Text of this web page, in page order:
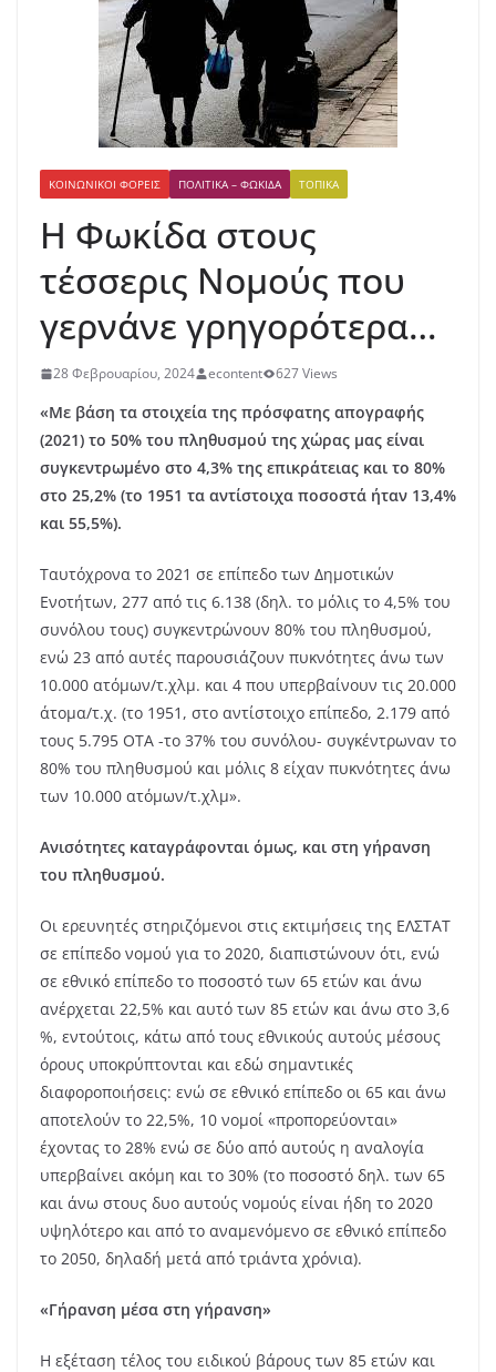
ΚΟΙΝΩΝΙΚΟΊ ΦΟΡΕΊΣ ΠΟΛΙΤΙΚΆ – ΦΩΚΊΔΑ ΤΟΠΙΚΆ
Η Φωκίδα στους
τέσσερις Νομούς που
γερνάνε γρηγορότερα…
28 Φεβρουαρίου, 2024 econtent 627 Views
«Με βάση τα στοιχεία της πρόσφατης απογραφής
(2021) το 50% του πληθυσμού της χώρας μας είναι
συγκεντρωμένο στο 4,3% της επικράτειας και το 80%
στο 25,2% (τo 1951 τα αντίστοιχα ποσοστά ήταν 13,4%
και 55,5%).
Ταυτόχρονα το 2021 σε επίπεδο των Δημοτικών
Ενοτήτων, 277 από τις 6.138 (δηλ. το μόλις το 4,5% του
συνόλου τους) συγκεντρώνουν 80% του πληθυσμού,
ενώ 23 από αυτές παρουσιάζουν πυκνότητες άνω των
10.000 ατόμων/τ.χλμ. και 4 που υπερβαίνουν τις 20.000
άτομα/τ.χ. (το 1951, στο αντίστοιχο επίπεδο, 2.179 από
τους 5.795 ΟΤΑ -το 37% του συνόλου- συγκέντρωναν το
80% του πληθυσμού και μόλις 8 είχαν πυκνότητες άνω
των 10.000 ατόμων/τ.χλμ».
Ανισότητες καταγράφονται όμως, και στη γήρανση
του πληθυσμού.
Οι ερευνητές στηριζόμενοι στις εκτιμήσεις της ΕΛΣΤΑΤ
σε επίπεδο νομού για το 2020, διαπιστώνουν ότι, ενώ
σε εθνικό επίπεδο το ποσοστό των 65 ετών και άνω
ανέρχεται 22,5% και αυτό των 85 ετών και άνω στο 3,6
%, εντούτοις, κάτω από τους εθνικούς αυτούς μέσους
όρους υποκρύπτονται και εδώ σημαντικές
διαφοροποιήσεις: ενώ σε εθνικό επίπεδο οι 65 και άνω
αποτελούν το 22,5%, 10 νομοί «προπορεύονται»
έχοντας το 28% ενώ σε δύο από αυτούς η αναλογία
υπερβαίνει ακόμη και το 30% (το ποσοστό δηλ. των 65
και άνω στους δυο αυτούς νομούς είναι ήδη το 2020
υψηλότερο και από το αναμενόμενο σε εθνικό επίπεδο
το 2050, δηλαδή μετά από τριάντα χρόνια).
«Γήρανση μέσα στη γήρανση»
Η εξέταση τέλος του ειδικού βάρους των 85 ετών και